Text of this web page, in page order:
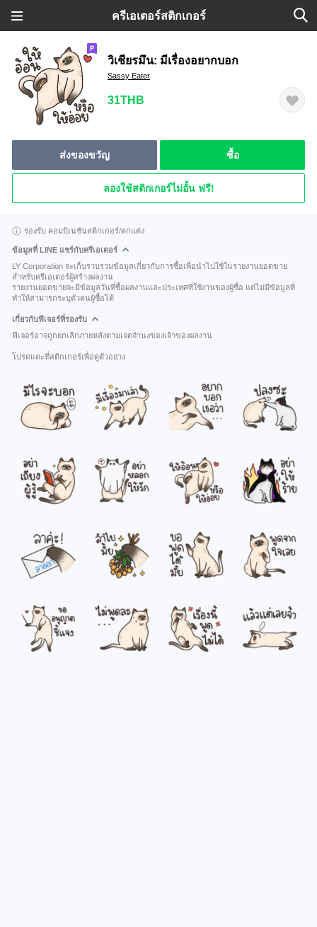
ครีเอเตอร์สติกเกอร์
วิเชียรมึน: มีเรื่องอยากบอก
Sassy Eater
31THB
ส่งของขวัญ ซื้อ
ลองใช้สติกเกอร์ไม่อั้น ฟรี!
รองรับ คอมบิเนชันสติกเกอร์/ตกแต่ง
ข้อมูลที่ LINE แชร์กับครีเอเตอร์
LY Corporation จะเก็บรวบรวมข้อมูลเกี่ยวกับการซื้อเพื่อนำไปใช้ในรายงานยอดขาย
สำหรับครีเอเตอร์ผู้สร้างผลงาน
รายงานยอดขายจะมีข้อมูลวันที่ซื้อผลงานและประเทศที่ใช้งานของผู้ซื้อ แต่ไม่มีข้อมูลที่
ทำให้สามารถระบุตัวตนผู้ซื้อได้
เกี่ยวกับฟีเจอร์ที่รองรับ
ฟีเจอร์อาจถูกยกเลิกภายหลังตามเจตจำนงของเจ้าของผลงาน
โปรดแตะที่สติกเกอร์เพื่อดูตัวอย่าง